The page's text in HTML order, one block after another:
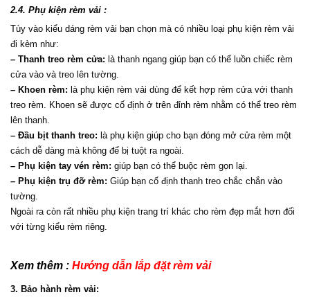
2.4. Phụ kiện rèm vải :
Tùy vào kiểu dáng rèm vải bạn chọn mà có nhiều loại phụ kiện rèm vải
đi kèm như:
– Thanh treo rèm cửa: là thanh ngang giúp bạn có thể luồn chiếc rèm
cửa vào và treo lên tường.
– Khoen rèm: là phụ kiện rèm vải dùng để kết hợp rèm cửa với thanh
treo rèm. Khoen sẽ được cố định ở trên đỉnh rèm nhằm có thể treo rèm
lên thanh.
– Đầu bịt thanh treo: là phụ kiện giúp cho bạn đóng mở cửa rèm một
cách dễ dàng mà không để bị tuột ra ngoài.
– Phụ kiện tay vén rèm: giúp bạn có thể buộc rèm gọn lại.
– Phụ kiện trụ đỡ rèm: Giúp bạn cố định thanh treo chắc chắn vào
tường.
Ngoài ra còn rất nhiều phụ kiện trang trí khác cho rèm đẹp mắt hơn đối
với từng kiểu rèm riêng.
Xem thêm : Hướng dẫn lắp đặt rèm vải
3. Bảo hành rèm vải: